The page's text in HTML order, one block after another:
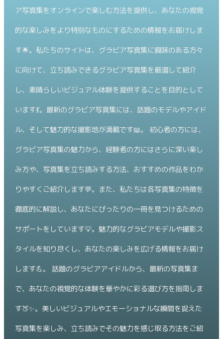
ア写真集をオンラインで楽しむ方法を提供し、あなたの視覚
的な楽しみをより特別なものにするための情報をお届けしま
す🌟。私たちのサイトは、グラビア写真集に興味のある方々
に向けて、立ち読みできるグラビア写真集を厳選して紹介
し、素晴らしいビジュアル体験を提供することを目的として
います💃。最新のグラビア写真集には、話題のモデルやアイド
ル、そして魅力的な撮影地が満載です📖。 初心者の方には、
グラビア写真集の魅力から、経験者の方にはさらに深い楽し
み方や、写真集を立ち読みする方法、おすすめの作品をわか
りやすくご紹介します💬。また、私たちは各写真集の特徴を
徹底的に解説し、あなたにぴったりの一冊を見つけるための
サポートをしています💡。魅力的なグラビアモデルや撮影ス
タイルを知り尽くし、あなたの楽しみを広げる情報をお届け
します💪。 話題のグラビアアイドルから、最新の写真集ま
で、あなたの視覚的な体験を華やかに彩る選び方を指南しま
す🍑✨。美しいビジュアルやエモーショナルな瞬間を捉えた
写真集を楽しみ、立ち読みでその魅力を感じ取る方法をご紹